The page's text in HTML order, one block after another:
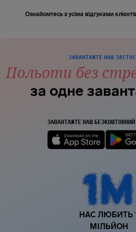
Ознайомтесь з усіма відгуками
ЗАВАНТАЖТЕ НАШ
Польоти без
за одне
ЗАВАНТАЖТЕ НАШ
НАС ЛЮБИТЬ
МІЛЬЙОН